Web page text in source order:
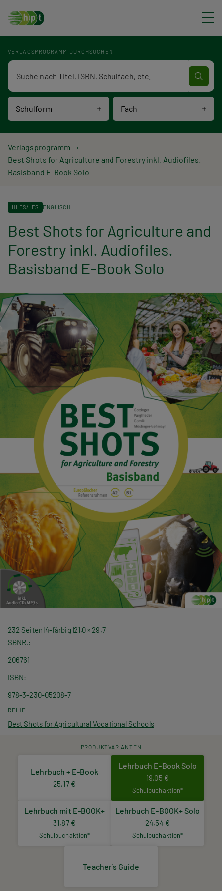
VERLAGSPROGRAMM DURCHSUCHEN
Schulform Fach
Verlagsprogramm Volltextsuche
P
f
d
n
a
v
i
g
a
t
i
o
n
Verlagsprogramm
Best Shots for Agriculture and Forestry inkl. Audiofiles.
Basisband E-Book Solo
HLFS/LFS ENGLISCH
Best Shots for Agriculture and
Forestry inkl. Audiofiles.
Basisband E-Book Solo
232 Seiten 4-färbig 21,0 × 29,7
SBNR.
206761
ISBN
978-3-230-05208-7
REIHE
Best Shots for Agricultural Vocational Schools
PRODUKTVARIANTEN
Lehrbuch + E-Book
25,17 €
Lehrbuch E-Book Solo
19,05 €
Schulbuchaktion*
Lehrbuch mit E-BOOK+
31,87 €
Schulbuchaktion*
Lehrbuch E-BOOK+ Solo
24,54 €
Schulbuchaktion*
Teacher´s Guide